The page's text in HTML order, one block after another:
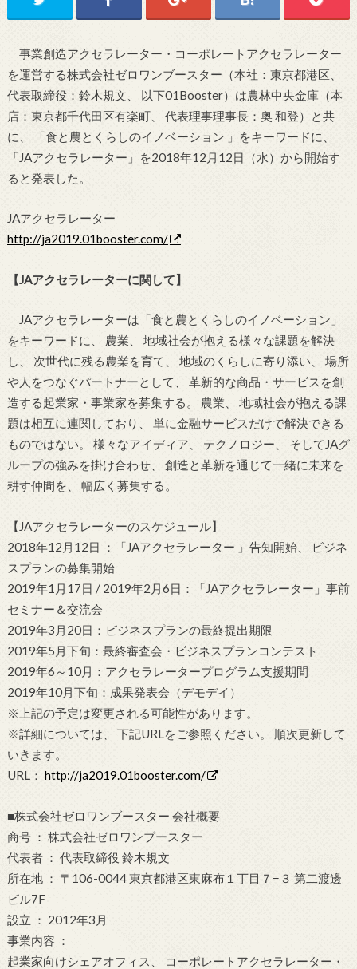
事業創造アクセラレーター・コーポレートアクセラレーター
を運営する株式会社ゼロワンブースター（本社：東京都港区、
代表取締役：鈴木規文、 以下01Booster）は農林中央金庫（本
店：東京都千代田区有楽町、 代表理事理事長：奥 和登）と共
に、 「食と農とくらしのイノベーション 」をキーワードに、
「JAアクセラレーター」を2018年12月12日（水）から開始す
ると発表した。
JAアクセラレーター
http://ja2019.01booster.com/
【JAアクセラレーターに関して】
JAアクセラレーターは「食と農とくらしのイノベーション」
をキーワードに、 農業、 地域社会が抱える様々な課題を解決
し、 次世代に残る農業を育て、 地域のくらしに寄り添い、 場所
や人をつなぐパートナーとして、 革新的な商品・サービスを創
造する起業家・事業家を募集する。 農業、 地域社会が抱える課
題は相互に連関しており、 単に金融サービスだけで解決できる
ものではない。 様々なアイディア、 テクノロジー、 そしてJAグ
ループの強みを掛け合わせ、 創造と革新を通じて一緒に未来を
耕す仲間を、 幅広く募集する。
【JAアクセラレーターのスケジュール】
2018年12月12日 ：「JAアクセラレーター 」告知開始、 ビジネ
スプランの募集開始
2019年1月17日 / 2019年2月6日：「JAアクセラレーター」事前
セミナー＆交流会
2019年3月20日：ビジネスプランの最終提出期限
2019年5月下旬：最終審査会・ビジネスプランコンテスト
2019年6～10月：アクセラレータープログラム支援期間
2019年10月下旬：成果発表会（デモデイ）
※上記の予定は変更される可能性があります。
※詳細については、 下記URLをご参照ください。 順次更新して
いきます。
URL： http://ja2019.01booster.com/
■株式会社ゼロワンブースター 会社概要
商号 ： 株式会社ゼロワンブースター
代表者 ： 代表取締役 鈴木規文
所在地 ： 〒106-0044 東京都港区東麻布１丁目７−３ 第二渡邊
ビル7F
設立 ： 2012年3月
事業内容 ：
起業家向けシェアオフィス、 コーポレートアクセラレーター・